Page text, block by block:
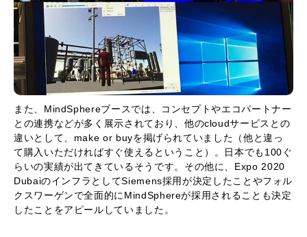
また、MindSphereブースでは、コンセプトやエコパートナー
との連携などが多く展示されており、他のcloudサービスとの
違いとして、make or buyを掲げられていました（他と違っ
て購入いただければすぐ使えるということ）。日本でも100ぐ
らいの実績が出てきているそうです。その他に、Expo 2020
DubaiのインフラとしてSiemens採用が決定したことやフォル
クスワーゲンで全面的にMindSphereが採用されることも決定
したことをアピールしていました。